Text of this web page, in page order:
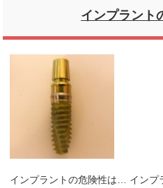
インプラント
インプラントの危険性は… インプ